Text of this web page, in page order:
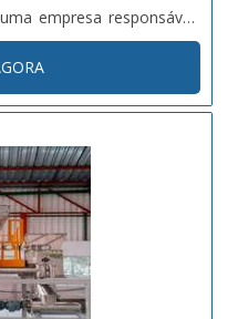
empresa responsável,
Atuando com carrinhos
empresa visa sempre a
do cliente.Não obstante,
500kg, sempre deve-
produtos e serviços
pontos importantes que
de empresas que visam
a desejar nos outros
diferentes de demonstrar